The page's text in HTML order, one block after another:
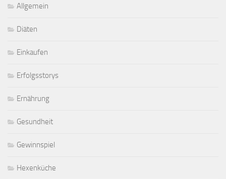
Allgemein
Diäten
Einkaufen
Erfolgsstorys
Ernährung
Gesundheit
Gewinnspiel
Hexenküche